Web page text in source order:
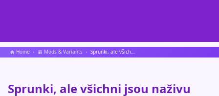
Home Mods & Variants Sprunki, ale všichni jsou naživu
Sprunki, ale všichni jsou naživu